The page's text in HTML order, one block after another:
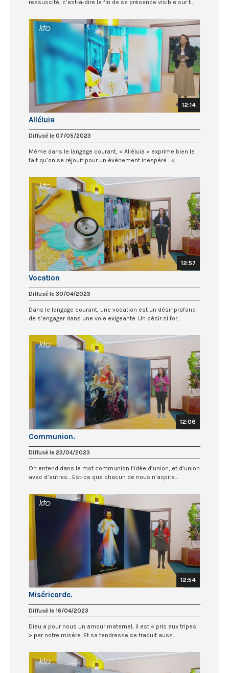
ressuscité, c’est-à-dire la fin de sa présence visible sur t...
12:14
Alléluia
Diffusé le 07/05/2023
Même dans le langage courant, « Alléluia » exprime bien le
fait qu’on se réjouit pour un évènement inespéré : «...
12:57
Vocation
Diffusé le 30/04/2023
Dans le langage courant, une vocation est un désir profond
de s’engager dans une voie exigeante. Un désir si for...
12:06
Communion.
Diffusé le 23/04/2023
On entend dans le mot communion l’idée d’union, et d’union
avec d’autres... Est-ce que chacun de nous n’aspire...
12:54
Miséricorde.
Diffusé le 16/04/2023
Dieu a pour nous un amour maternel, il est « pris aux tripes
» par notre misère. Et sa tendresse se traduit auss...